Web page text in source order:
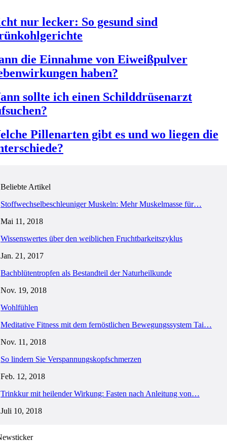
nur lecker: So gesund sind
die Einnahme von Eiweißpulver
haben?
sollte ich einen Schilddrüsenarzt
Pillenarten gibt es und wo liegen die
Beliebte Artikel
Stoffwechselbeschleuniger Muskeln: Mehr Muskelmasse für…
Mai 11, 2018
Wissenswertes über den weiblichen Fruchtbarkeitszyklus
Jan. 21, 2017
Bachblütentropfen als Bestandteil der Naturheilkunde
Nov. 19, 2018
Wohlfühlen
Meditative Fitness mit dem fernöstlichen Bewegungssystem Tai…
Nov. 11, 2018
So lindern Sie Verspannungskopfschmerzen
Feb. 12, 2018
Trinkkur mit heilender Wirkung: Fasten nach Anleitung von…
Juli 10, 2018